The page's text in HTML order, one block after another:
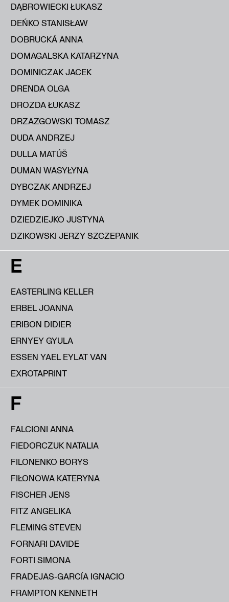
DĄBROWIECKI ŁUKASZ
DEŃKO STANISŁAW
DOBRUCKÁ ANNA
DOMAGALSKA KATARZYNA
DOMINICZAK JACEK
DRENDA OLGA
DROZDA ŁUKASZ
DRZAZGOWSKI TOMASZ
DUDA ANDRZEJ
DULLA MATÚŠ
DUMAN WASYŁYNA
DYBCZAK ANDRZEJ
DYMEK DOMINIKA
DZIEDZIEJKO JUSTYNA
DZIKOWSKI JERZY SZCZEPANIK
E
EASTERLING KELLER
ERBEL JOANNA
ERIBON DIDIER
ERNYEY GYULA
ESSEN YAEL EYLAT VAN
EXROTAPRINT
F
FALCIONI ANNA
FIEDORCZUK NATALIA
FILONENKO BORYS
FIŁONOWA KATERYNA
FISCHER JENS
FITZ ANGELIKA
FLEMING STEVEN
FORNARI DAVIDE
FORTI SIMONA
FRADEJAS-GARCÍA IGNACIO
FRAMPTON KENNETH